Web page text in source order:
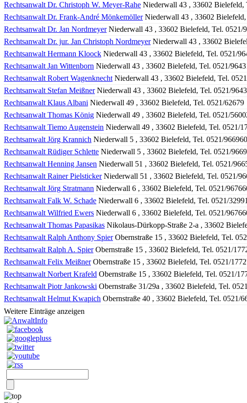
Rechtsanwalt Dr. Christoph W. Meyer-Rahe Niederwall 43 , 33602 Bielefeld,
Rechtsanwalt Dr. Frank-André MönkemöllerNiederwall 43 , 33602
Rechtsanwalt Dr. Jan NordmeyerNiederwall 43 , 33602 Bielefeld, Tel. 0521/
Rechtsanwalt Dr. jur. Jan Christoph NordmeyerNiederwall 43 , 33602
Rechtsanwalt Hermann Kloock Niederwall 43 , 33602 Bielefeld, Tel. 0521/
Rechtsanwalt Jan Wittenborn Niederwall 43 , 33602 Bielefeld, Tel. 0521/
Rechtsanwalt Robert Wagenknecht Niederwall 43 , 33602 Bielefeld, Tel.
Rechtsanwalt Stefan MeißnerNiederwall 43 , 33602 Bielefeld, Tel. 0521/
Rechtsanwalt Klaus Albani Niederwall 49 , 33602 Bielefeld, Tel. 0521/62679
Rechtsanwalt Thomas König Niederwall 49 , 33602 Bielefeld, Tel. 0521/
Rechtsanwalt Tiemo Augenstein Niederwall 49 , 33602 Bielefeld, Tel. 0521/
Rechtsanwalt Jörg Krannich Niederwall 5 , 33602 Bielefeld, Tel. 0521/966960
Rechtsanwalt Rüdiger Schlette Niederwall 5 , 33602 Bielefeld, Tel. 0521/
Rechtsanwalt Henning Jansen Niederwall 51 , 33602 Bielefeld, Tel. 0521/
Rechtsanwalt Rainer PielstickerNiederwall 51 , 33602 Bielefeld, Tel. 0521/
Rechtsanwalt Jörg Stratmann Niederwall 6 , 33602 Bielefeld, Tel. 0521/
Rechtsanwalt Falk W. Schade Niederwall 6 , 33602 Bielefeld, Tel. 0521/
Rechtsanwalt Wilfried Ewers Niederwall 6 , 33602 Bielefeld, Tel. 0521/
Rechtsanwalt Thomas Papasikas Nikolaus-Dürkopp-Straße 2-a , 33602
Rechtsanwalt Ralph Anthony SpierObernstraße 15 , 33602 Bielefeld, Tel.
Rechtsanwalt Ralph A. SpierObernstraße 15 , 33602 Bielefeld, Tel. 0521/
Rechtsanwalt Felix MeißnerObernstraße 15 , 33602 Bielefeld, Tel. 0521/
Rechtsanwalt Norbert Krafeld Obernstraße 15 , 33602 Bielefeld, Tel. 0521/
Rechtsanwalt Piotr Jankowski Obernstraße 31/29a , 33602 Bielefeld, Tel.
Rechtsanwalt Helmut Kwapich Obernstraße 40 , 33602 Bielefeld, Tel. 0521/
Weitere Einträge anzeigen